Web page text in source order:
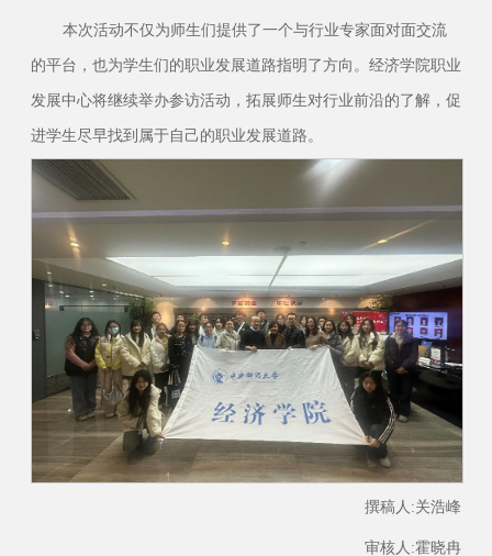
本次活动不仅为师生们提供了一个与行业专家面对面交流
的平台，也为学生们的职业发展道路指明了方向。经济学院职业
发展中心将继续举办参访活动，拓展师生对行业前沿的了解，促
进学生尽早找到属于自己的职业发展道路。
撰稿人:关浩峰
审核人:霍晓冉